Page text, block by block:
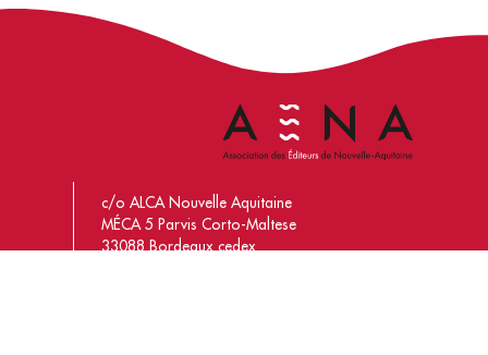
c/o ALCA Nouvelle Aquitaine
MÉCA 5 Parvis Corto-Maltese
33088 Bordeaux cedex